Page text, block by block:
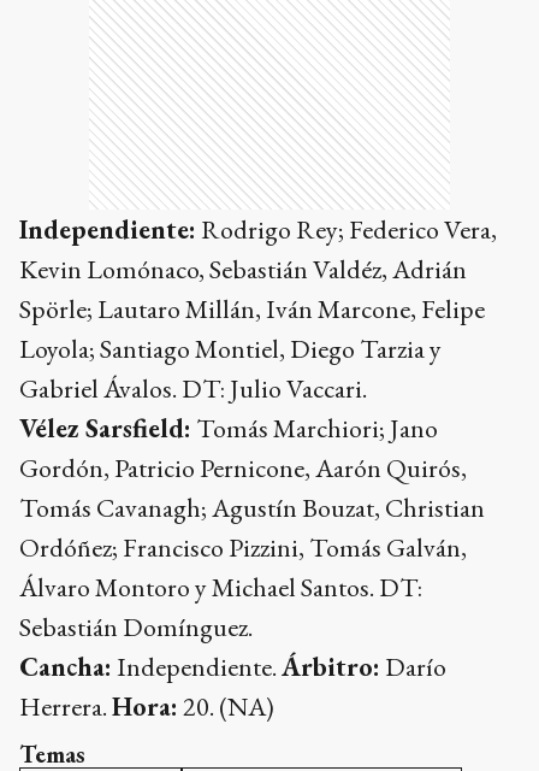
Independiente: Rodrigo Rey; Federico Vera,
Kevin Lomónaco, Sebastián Valdéz, Adrián
Spörle; Lautaro Millán, Iván Marcone, Felipe
Loyola; Santiago Montiel, Diego Tarzia y
Gabriel Ávalos. DT: Julio Vaccari.
Vélez Sarsfield: Tomás Marchiori; Jano
Gordón, Patricio Pernicone, Aarón Quirós,
Tomás Cavanagh; Agustín Bouzat, Christian
Ordóñez; Francisco Pizzini, Tomás Galván,
Álvaro Montoro y Michael Santos. DT:
Sebastián Domínguez.
Cancha: Independiente.Árbitro: Darío
Herrera.Hora: 20. (NA)
Temas